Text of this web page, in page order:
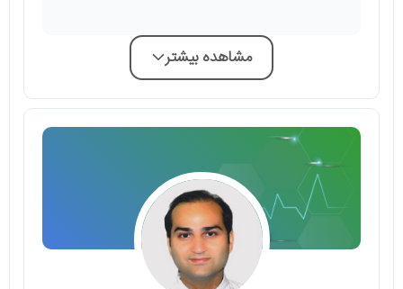
مشاهده بیشتر